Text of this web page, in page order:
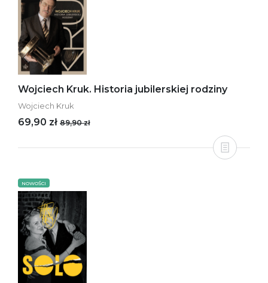
Wojciech Kruk. Historia jubilerskiej rodziny
Wojciech Kruk
69,90 zł 89,90 zł
NOWOŚCI